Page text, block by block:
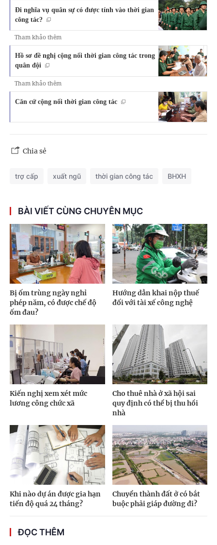
Đi nghĩa vụ quân sự có được tính vào thời gian
công tác?
Tham khảo thêm
Hồ sơ đề nghị cộng nối thời gian công tác trong
quân đội
Tham khảo thêm
Căn cứ cộng nối thời gian công tác
Chia sẻ
trợ cấp xuất ngũ thời gian công tác BHXH
BÀI VIẾT CÙNG CHUYÊN MỤC
Bị ốm trùng ngày nghỉ
phép năm, có được chế độ
ốm đau?
Hướng dẫn khai nộp thuế
đối với tài xế công nghệ
Kiến nghị xem xét mức
lương công chức xã
Cho thuê nhà ở xã hội sai
quy định có thể bị thu hồi
nhà
Khi nào dự án được gia hạn
tiến độ quá 24 tháng?
Chuyển thành đất ở có bắt
buộc phải giáp đường đi?
ĐỌC THÊM